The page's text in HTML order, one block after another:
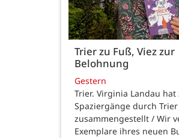
Trier zu Fuß, Viez zur
Belohnung
Gestern
Trier. Virginia Landau hat
Spaziergänge durch Trier
zusammengestellt / Wir
Exemplare ihres neuen